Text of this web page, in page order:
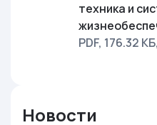
техника и
PDF, 176.32 КБ
Новости